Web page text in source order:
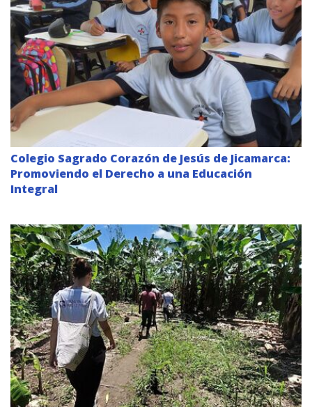
Colegio Sagrado Corazón de Jesús de Jicamarca:
Promoviendo el Derecho a una Educación
Integral